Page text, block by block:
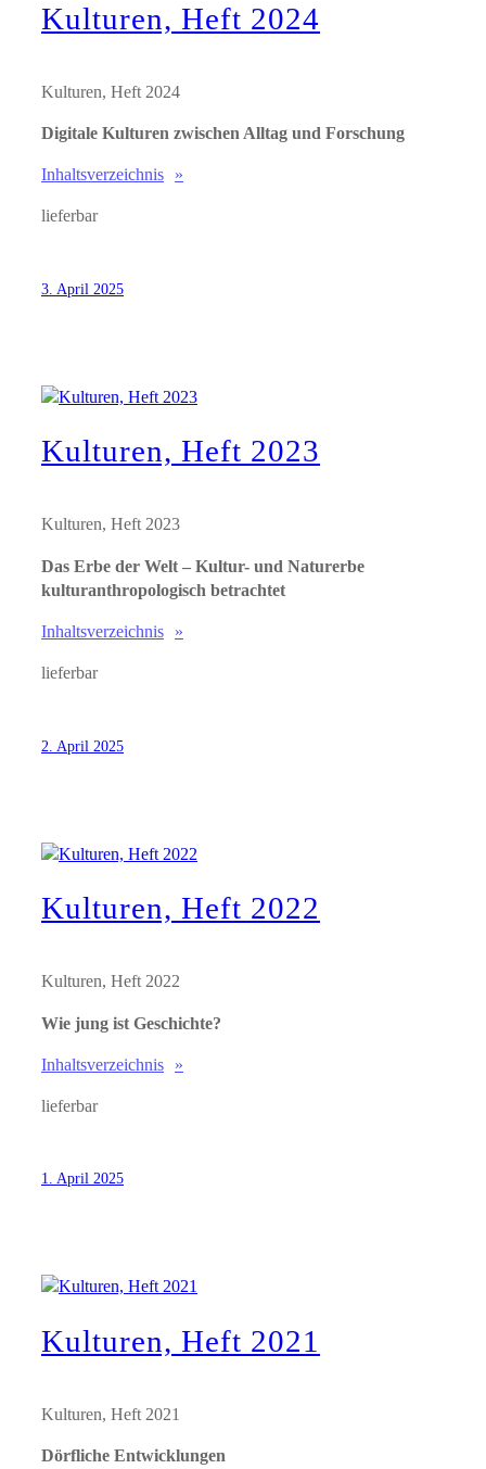
Kulturen, Heft 2024
Kulturen, Heft 2024
Digitale Kulturen zwischen Alltag und Forschung
Inhaltsverzeichnis
lieferbar
3. April 2025
Kulturen, Heft 2023
Kulturen, Heft 2023
Das Erbe der Welt – Kultur- und Naturerbe
kulturanthropologisch betrachtet
Inhaltsverzeichnis
lieferbar
2. April 2025
Kulturen, Heft 2022
Kulturen, Heft 2022
Wie jung ist Geschichte?
Inhaltsverzeichnis
lieferbar
1. April 2025
Kulturen, Heft 2021
Kulturen, Heft 2021
Dörfliche Entwicklungen